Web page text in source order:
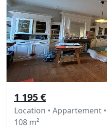
1 195 €
Location • Appartement
108 m²